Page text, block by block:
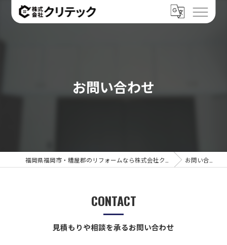
お問い合わせ
お問い合わせ
見積もりや相談を承るお問い合わせ
CONTACT